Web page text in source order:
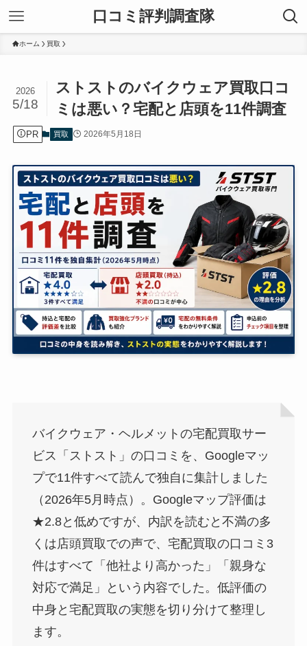
口コミ評判調査隊
ホーム 買取
ストストのバイクウェア買取口コ
ミは悪い？宅配と店頭を11件調査
2026
5/18
PR 買取 2026年5月18日
バイクウェア・ヘルメットの宅配買取サー
ビス「ストスト」の口コミを、Googleマッ
プで11件すべて読んで独自に集計しました
（2026年5月時点）。Googleマップ評価は
★2.8と低めですが、内訳を読むと不満の多
くは店頭買取での声で、宅配買取の口コミ3
件はすべて「他社より高かった」「親身な
対応で満足」という内容でした。低評価の
中身と宅配買取の実態を切り分けて整理し
ます。